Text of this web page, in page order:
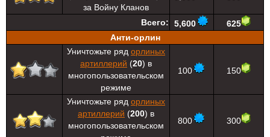
за Войну Кланов
Всего: 5,600
625
Анти-орлин
Уничтожьте ряд орлиных
артиллерий (20) в
многопользовательском
режиме
100 150
Уничтожьте ряд орлиных
артиллерий (200) в
многопользовательском
800 300